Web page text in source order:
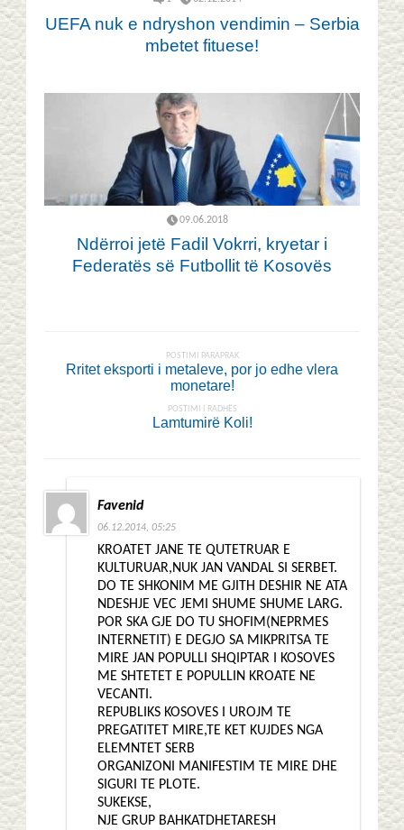
UEFA nuk e ndryshon vendimin – Serbia
mbetet fituese!
09.06.2018
Ndërroi jetë Fadil Vokrri, kryetar i
Federatës së Futbollit të Kosovës
POSTIMI PARAPRAK
Rritet eksporti i metaleve, por jo edhe vlera
monetare!
POSTIMI I RADHËS
Lamtumirë Koli!
Favenid
06.12.2014, 05:25
KROATET JANE TE QUTETRUAR E
KULTURUAR,NUK JAN VANDAL SI SERBET.
DO TE SHKONIM ME GJITH DESHIR NE ATA
NDESHJE VEC JEMI SHUME SHUME LARG.
POR SKA GJE DO TU SHOFIM(NEPRMES
INTERNETIT) E DEGJO SA MIKPRITSA TE
MIRE JAN POPULLI SHQIPTAR I KOSOVES
ME SHTETET E POPULLIN KROATE NE
VECANTI.
REPUBLIKS KOSOVES I UROJM TE
PREGATITET MIRE,TE KET KUJDES NGA
ELEMNTET SERB
ORGANIZONI MANIFESTIM TE MIRE DHE
SIGURI TE PLOTE.
SUKEKSE,
NJE GRUP BAHKATDHETARESH